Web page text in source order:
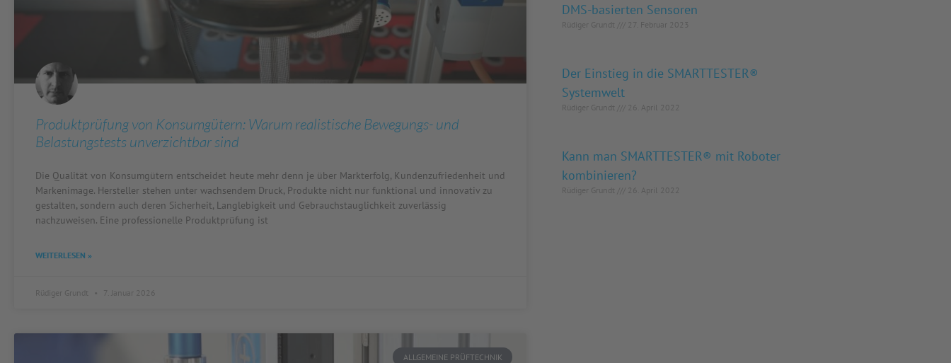
Produktprüfung von Konsumgütern: Warum realistische Bewegungs- und
Belastungstests unverzichtbar sind
Die Qualität von Konsumgütern entscheidet heute mehr denn je über Markterfolg, Kundenzufriedenheit und
Markenimage. Hersteller stehen unter wachsendem Druck, Produkte nicht nur funktional und innovativ zu
gestalten, sondern auch deren Sicherheit, Langlebigkeit und Gebrauchstauglichkeit zuverlässig
nachzuweisen. Eine professionelle Produktprüfung ist
WEITERLESEN »
Rüdiger Grundt 7. Januar 2026
ALLGEMEINE PRÜFTECHNIK
DMS-basierten Sensoren
Rüdiger Grundt 27. Februar 2023
Der Einstieg in die SMARTTESTER®
Systemwelt
Rüdiger Grundt 26. April 2022
Kann man SMARTTESTER® mit Roboter
kombinieren?
Rüdiger Grundt 26. April 2022